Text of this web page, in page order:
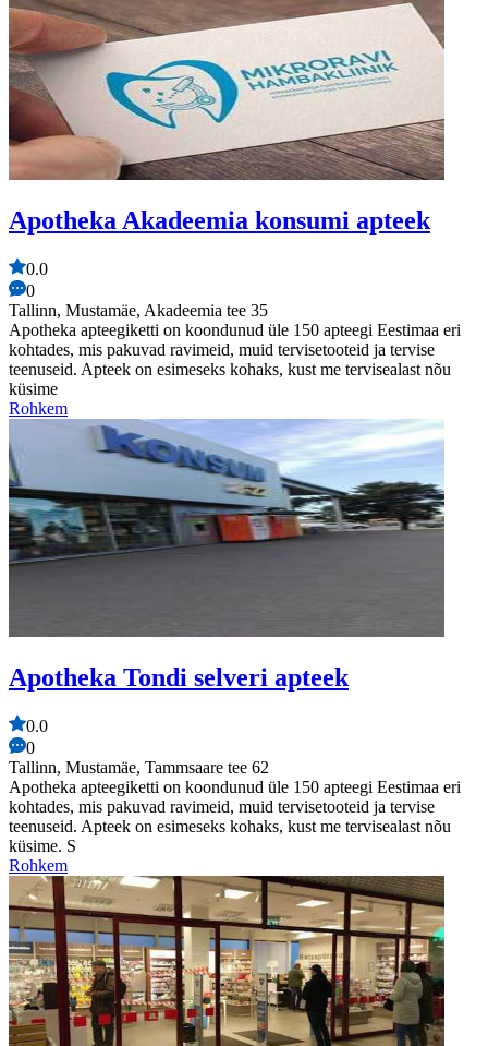
Apotheka Akadeemia konsumi apteek
0.0
0
Tallinn, Mustamäe, Akadeemia tee 35
Apotheka apteegiketti on koondunud üle 150 apteegi Eestimaa eri
kohtades, mis pakuvad ravimeid, muid tervisetooteid ja tervise
teenuseid. Apteek on esimeseks kohaks, kust me tervisealast nõu
küsime
Rohkem
Apotheka Tondi selveri apteek
0.0
0
Tallinn, Mustamäe, Tammsaare tee 62
Apotheka apteegiketti on koondunud üle 150 apteegi Eestimaa eri
kohtades, mis pakuvad ravimeid, muid tervisetooteid ja tervise
teenuseid. Apteek on esimeseks kohaks, kust me tervisealast nõu
küsime. S
Rohkem